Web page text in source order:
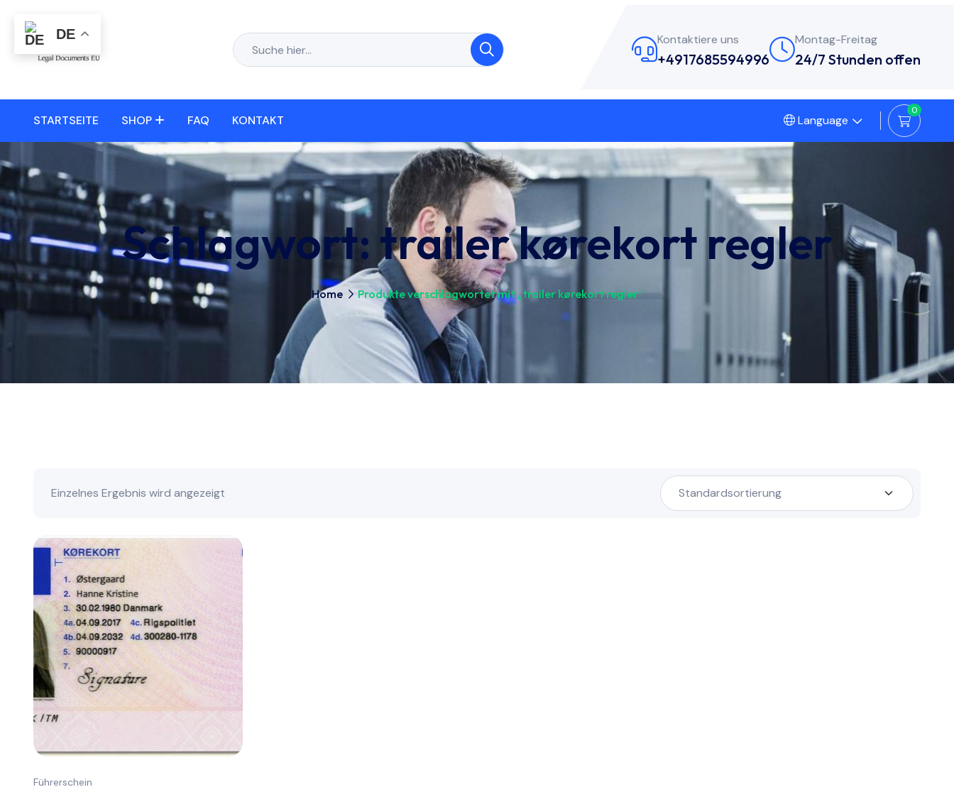
Kontaktiere uns
+4917685594996
Montag-Freitag
24/7 Stunden offen
STARTSEITE SHOP FAQ KONTAKT Language
0
Schlagwort: trailer kørekort regler
Home Produkte verschlagwortet mit „trailer kørekort regler“
Einzelnes Ergebnis wird angezeigt
Führerschein
DE